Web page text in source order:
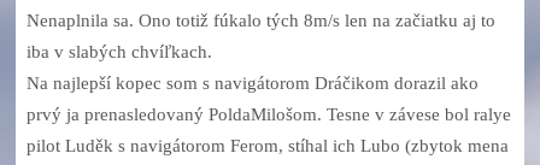
Nenaplnila sa. Ono totiž fúkalo tých 8m/s len na začiatku aj to
iba v slabých chvíľkach.
Na najlepší kopec som s navigátorom Dráčikom dorazil ako
prvý ja prenasledovaný PoldaMilošom. Tesne v závese bol ralye
pilot Luděk s navigátorom Ferom, stíhal ich Lubo (zbytok mena